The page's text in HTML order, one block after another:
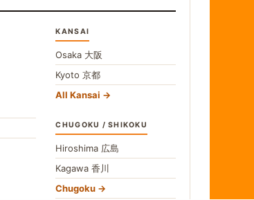
KANSAI
Osaka 大阪
Kyoto京都
All Kansai
CHUGOKU / SHIKOKU
Hiroshima 広島
Kagawa香川
Chugoku